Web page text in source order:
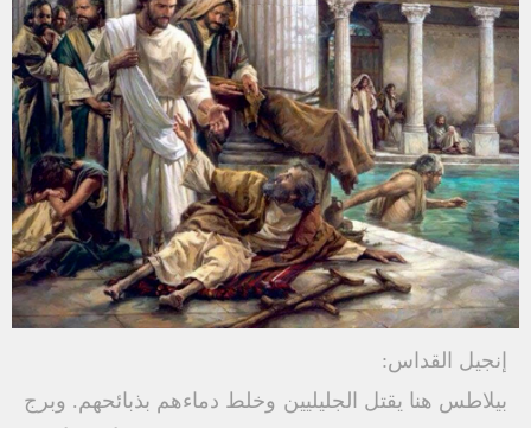
إنجيل القداس:
بيلاطس هنا يقتل الجليليين وخلط دماءهم بذبائحهم. وبرج